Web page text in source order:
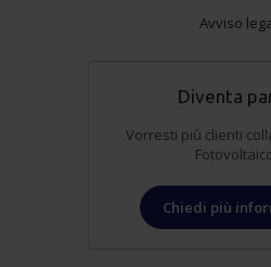
Avviso
Diventa
Vorresti più clienti
Chiedi più